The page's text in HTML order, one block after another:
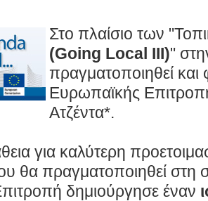
Στο πλαίσιο των
(Going Local III)"
πραγματοποιηθεί και
Ευρωπαϊκής
Ατζέντα*.
για καλύτερη
θα πραγματοποιηθεί στη
δημιούργησε έναν